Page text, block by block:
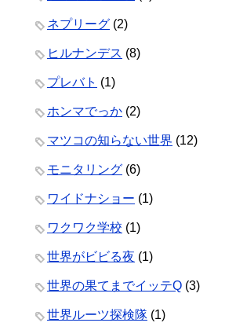
ネプリーグ (2)
ヒルナンデス (8)
プレバト (1)
ホンマでっか (2)
マツコの知らない世界 (12)
モニタリング (6)
ワイドナショー (1)
ワクワク学校 (1)
世界がビビる夜 (1)
世界の果てまでイッテQ (3)
世界ルーツ探検隊 (1)